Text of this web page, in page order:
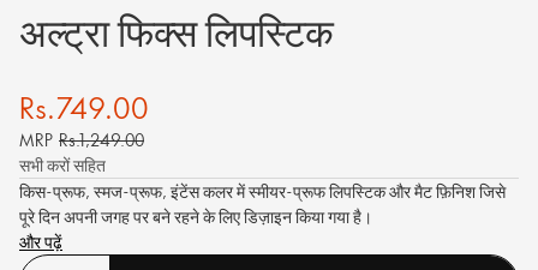
अल्ट्रा फिक्स लिपस्टिक
Rs.749.00
MRP Rs.1,249.00
सभी करों सहित
किस-प्रूफ, स्मज-प्रूफ, इंटेंस कलर में स्मीयर-प्रूफ लिपस्टिक और मैट फ़िनिश जिसे
पूरे दिन अपनी जगह पर बने रहने के लिए डिज़ाइन किया गया है।
और पढ़ें